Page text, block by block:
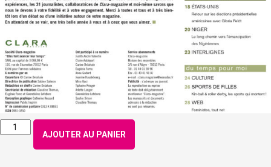
quantité
de
AJOUTER AU PANIER